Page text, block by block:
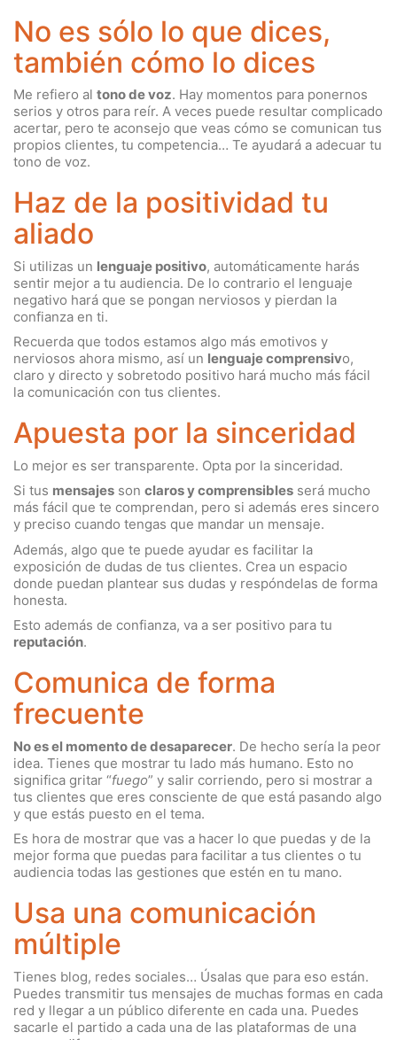
No es sólo lo que dices,
también cómo lo dices
Me refiero al tono de voz. Hay momentos para ponernos
serios y otros para reír. A veces puede resultar complicado
acertar, pero te aconsejo que veas cómo se comunican tus
propios clientes, tu competencia… Te ayudará a adecuar tu
tono de voz.
Haz de la positividad tu
aliado
Si utilizas un lenguaje positivo, automáticamente harás
sentir mejor a tu audiencia. De lo contrario el lenguaje
negativo hará que se pongan nerviosos y pierdan la
confianza en ti.
Recuerda que todos estamos algo más emotivos y
nerviosos ahora mismo, así un lenguaje comprensivo,
claro y directo y sobretodo positivo hará mucho más fácil
la comunicación con tus clientes.
Apuesta por la sinceridad
Lo mejor es ser transparente. Opta por la sinceridad.
Si tus mensajes son claros y comprensibles será mucho
más fácil que te comprendan, pero si además eres sincero
y preciso cuando tengas que mandar un mensaje.
Además, algo que te puede ayudar es facilitar la
exposición de dudas de tus clientes. Crea un espacio
donde puedan plantear sus dudas y respóndelas de forma
honesta.
Esto además de confianza, va a ser positivo para tu
reputación.
Comunica de forma
frecuente
No es el momento de desaparecer. De hecho sería la peor
idea. Tienes que mostrar tu lado más humano. Esto no
significa gritar “fuego” y salir corriendo, pero si mostrar a
tus clientes que eres consciente de que está pasando algo
y que estás puesto en el tema.
Es hora de mostrar que vas a hacer lo que puedas y de la
mejor forma que puedas para facilitar a tus clientes o tu
audiencia todas las gestiones que estén en tu mano.
Usa una comunicación
múltiple
Tienes blog, redes sociales… Úsalas que para eso están.
Puedes transmitir tus mensajes de muchas formas en cada
red y llegar a un público diferente en cada una. Puedes
sacarle el partido a cada una de las plataformas de una